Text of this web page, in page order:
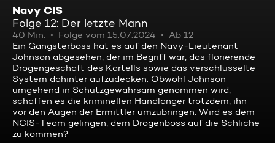
Navy CIS
Folge 12: Der letzte Mann
40 Min. Folge vom 15.07.2024
Ab 12
Ein Gangsterboss hat es auf den Navy-Lieutenant
Johnson abgesehen, der im Begriff war, das florierende
Drogengeschäft des Kartells sowie das verschlüsselte
System dahinter aufzudecken. Obwohl Johnson
umgehend in Schutzgewahrsam genommen wird,
schaffen es die kriminellen Handlanger trotzdem, ihn
vor den Augen der Ermittler umzubringen. Wird es dem
NCIS-Team gelingen, dem Drogenboss auf die Schliche
zu kommen?